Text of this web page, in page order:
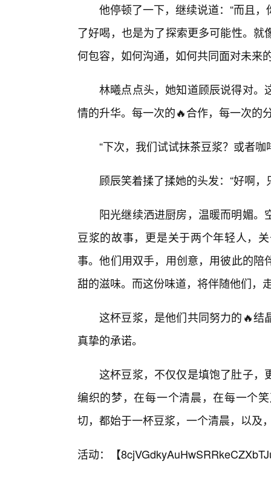
他停顿了一下，继续说道：“而且
了好喝，也是为了探索更多可能性。
何包容，如何沟通，如何共同面对未来
林曦点点头，她知道顾辰说得对。
情的升华。每一次的🔥合作，每一次的
“下次，我们试试抹茶豆浆？或者
顾辰笑着揉了揉她的头发：“好啊
阳光继续洒进厨房，温暖而明媚
豆浆的故事，更是关于两个年轻人，
事。他们用双手，用创意，用彼此的
甜的滋味。而这份味道，将伴随他们，
这杯豆浆，是他们共同努力的🔥结
真挚的承诺。
这杯豆浆，不仅仅是填饱了肚子，
编织的梦，在每一个清晨，在每一个
切，都始于一杯豆浆，一个清晨，以及
活动：【